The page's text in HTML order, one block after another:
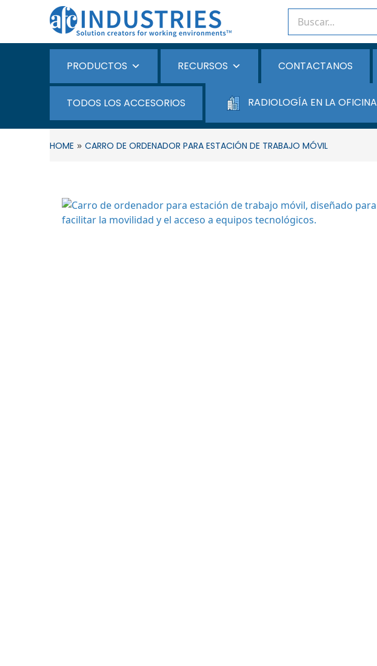
PRODUCTOS RECURSOS CONTACTANOS
TODOS LOS ACCESORIOS RADIOLOGÍA EN LA OFICINA
HOME » CARRO DE ORDENADOR PARA ESTACIÓN DE TRABAJO MÓVIL